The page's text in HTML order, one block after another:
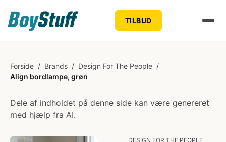
TILBUD
Forside / Brands / Design For The People /
Align bordlampe, grøn
Dele af indholdet på denne side kan være genereret
med hjælp fra AI.
DESIGN FOR THE PEOPLE